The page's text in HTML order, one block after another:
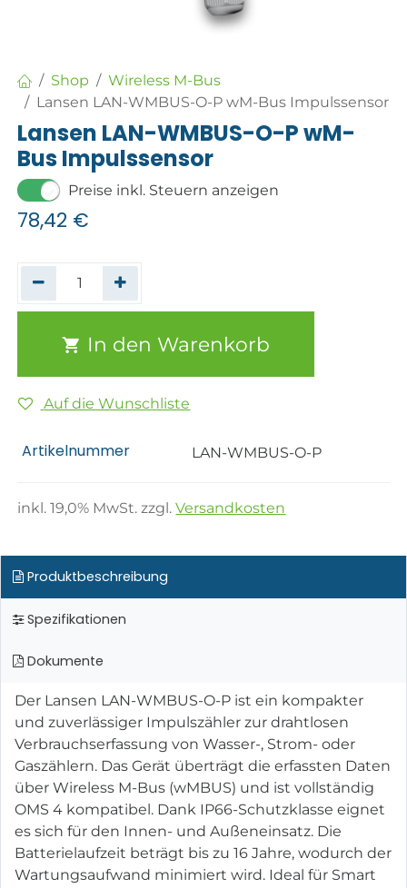
Shop
Wireless M-Bus
Lansen LAN-WMBUS-O-P wM-Bus Impulssensor
Lansen LAN-WMBUS-O-P wM-
Bus Impulssensor
Preise inkl. Steuern anzeigen
78,42 €
In den Warenkorb
Auf die Wunschliste
Artikelnummer LAN-WMBUS-O-P
inkl.19,0% MwSt. zzgl.Versandkosten
Produktbeschreibung
Spezifikationen
Dokumente
Der Lansen LAN-WMBUS-O-P ist ein kompakter
und zuverlässiger Impulszähler zur drahtlosen
Verbrauchserfassung von Wasser-, Strom- oder
Gaszählern. Das Gerät überträgt die erfassten Daten
über Wireless M-Bus (wMBUS) und ist vollständig
OMS 4 kompatibel. Dank IP66-Schutzklasse eignet
es sich für den Innen- und Außeneinsatz. Die
Batterielaufzeit beträgt bis zu 16 Jahre, wodurch der
Wartungsaufwand minimiert wird. Ideal für Smart